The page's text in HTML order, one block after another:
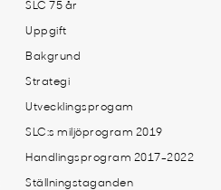
SLC 75 år
Uppgift
Bakgrund
Strategi
Utvecklingsprogam
SLC:s miljöprogram 2019
Handlingsprogram 2017-2022
Ställningstaganden